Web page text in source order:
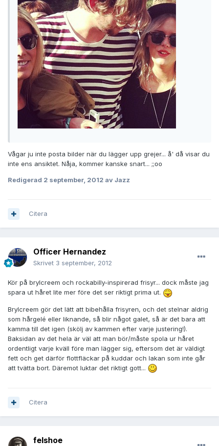
Vågar ju inte posta bilder när du lägger upp grejer... å' då visar du
inte ens ansiktet. Nåja, kommer kanske snart... ;;oo
Redigerad 2 september, 2012 av Jazz
Citera
Officer Hernandez
Skrivet 3 september, 2012
Kör på brylcreem och rockabilly-inspirerad frisyr... dock måste jag
spara ut håret lite mer före det ser riktigt prima ut.
Brylcreem gör det lätt att bibehålla frisyren, och det stelnar aldrig
som hårgelé eller liknande, så blir något galet, så är det bara att
kamma till det igen (skölj av kammen efter varje justering!).
Baksidan av det hela är väl att man bör/måste spola ur håret
ordentligt varje kväll före man lägger sig, eftersom det är väldigt
fett och get därför flottfläckar på kuddar och lakan som inte går
att tvätta bort. Däremot luktar det riktigt gott...
Citera
felshoe